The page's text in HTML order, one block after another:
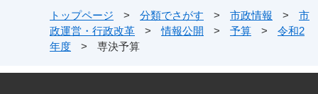
トップページ > 分類でさがす > 市政情報 >
市
政運営・行政改革
> 情報公開 > 予算 >
令和2
年度
> 専決予算